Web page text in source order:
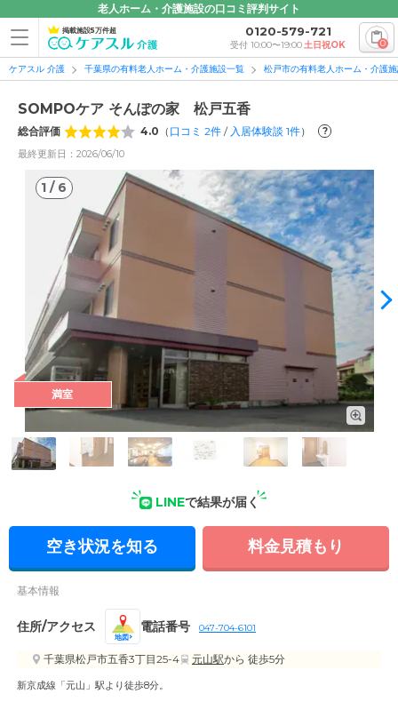
老人ホーム・介護施設の口コミ評判サイト
掲載施設5万件超 0120-579-721
受付 10:00〜19:00土日祝OK 0
ケアスル 介護 千葉県の有料老人ホーム・介護施設一覧 松戸市の有料老人ホーム・介護
SOMPOケア そんぽの家 松戸五香
総合評価 4.0 （ 口コミ 2件 /入居体験談 1件） ?
最終更新日：2026/06/10
1 / 6
1/6
外観: 閑静な住宅街になじむ、落ち着いた色合いの外観。ご自
分らしく過ごせるようサポートします。
満室
LINEで結果が届く
空き状況を知る 料金見積もり
基本情報
住所/アクセス
地図
電話番号 047-704-6101
千葉県松戸市五香3丁目25-4 元山駅から 徒歩5分
新京成線「元山」駅より徒歩8分。